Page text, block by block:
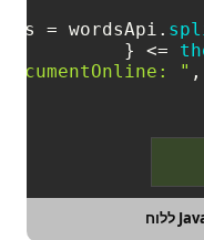
= wordsApi.
"